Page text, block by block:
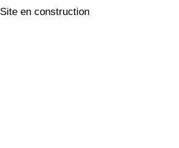
Site en construction